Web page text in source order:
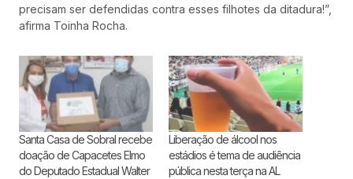
precisam ser defendidas contra esses filhotes da ditadura!”,
afirma Toinha Rocha.
Santa Casa de Sobral recebe
doação de Capacetes Elmo
do Deputado Estadual Walter
Liberação de álcool nos
estádios é tema de audiência
pública nesta terça na AL